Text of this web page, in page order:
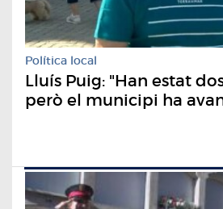
Política local
Lluís Puig: "Han estat
però el municipi ha